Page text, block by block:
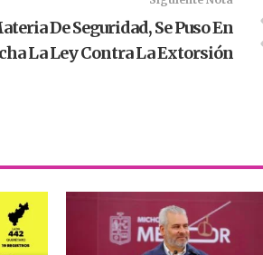
De Seguridad, Se Puso En
La Ley Contra La Extorsión